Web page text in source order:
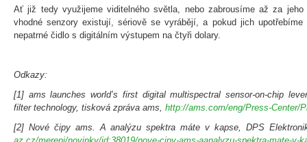
Ať již tedy využijeme viditelného světla, nebo zabrousíme až za jeho
vhodné senzory existují, sériově se vyrábějí, a pokud jich
nepatrné čidlo s digitálním výstupem na čtyři dolary.
Odkazy:
[1] ams launches world’s first digital multispectral sensor-on-chip
filter technology, tisková zpráva ams, http://ams.com/eng/Press-Center/
[2] Nové čipy ams. A analýzu spektra máte v kapse, DPS